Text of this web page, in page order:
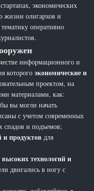
экономических
жизни олигархов и
оперативно
информационного и
которогоэкономические и
проектом, на
материалами, как:
вы могли начать
с учетом современных
спадов и подъемов;
и продуктов для
технологий и
двигались в ногу с